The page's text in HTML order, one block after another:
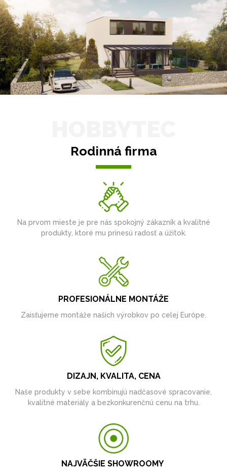
Rodinná firma
Na prvom mieste je pre nás spokojný zákazník a kvalitné
produkty, ktoré mu prinesú radosť a úžitok.
PROFESIONÁLNE MONTÁŽE
Zaisťujeme montáže našich výrobkov po celej Európe.
DIZAJN, KVALITA, CENA
Naše produkty v sebe kombinujú nadčasové spracovanie,
kvalitné materiály a bezkonkurenčnú cenu na trhu.
NAJVÄČŠIE SHOWROOMY